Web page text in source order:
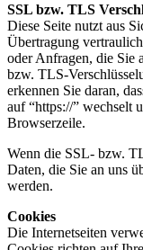
SSL bzw. TLS
Diese Seite nutzt aus
Übertragung
oder Anfragen, die Sie
bzw. TLS-
erkennen Sie daran,
auf “https://” wechselt
Browserzeile.
Wenn die SSL- bzw.
Daten, die Sie an uns
werden.
Cookies
Die Internetseiten